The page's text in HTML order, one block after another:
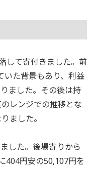
して寄付きました。前
いた背景もあり、利益
ました。その後は持
レンジでの推移とな
ました。
した。後場寄りから
404円安の50,107円を